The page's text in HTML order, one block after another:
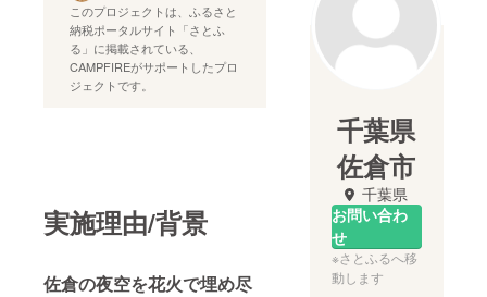
このプロジェクトは、ふるさと
納税ポータルサイト「さとふ
る」に掲載されている、
CAMPFIREがサポートしたプロ
ジェクトです。
実施理由/背景
佐倉の夜空を花火で埋め尽
千葉県
佐倉市
千葉県
お問い合わ
せ
※さとふるへ移
動します